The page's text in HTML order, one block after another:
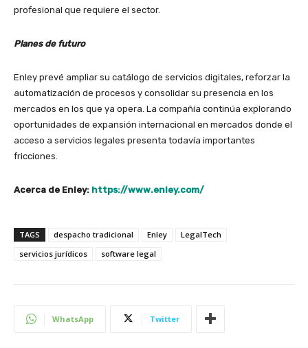
profesional que requiere el sector.
Planes de futuro
Enley prevé ampliar su catálogo de servicios digitales, reforzar la
automatización de procesos y consolidar su presencia en los
mercados en los que ya opera. La compañía continúa explorando
oportunidades de expansión internacional en mercados donde el
acceso a servicios legales presenta todavía importantes
fricciones.
Acerca de Enley: https://www.enley.com/
TAGS despacho tradicional Enley
LegalTech
servicios jurídicos
software legal
WhatsApp Twitter